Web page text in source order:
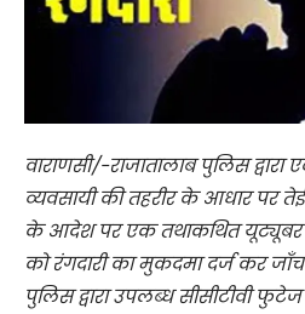
वाराणसी/-राजातालाब पुलिस
व्यवसायी की तहरीर के आधार पर
के आदेश पर एक तथाकथित यूट्यूबर
को रंगदारी का मुकदमा दर्ज कर
पुलिस द्वारा उपलब्ध सीसीटीवी